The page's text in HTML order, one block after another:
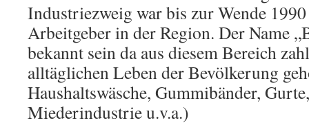
Industriezweig war bis zur Wende
Arbeitgeber in der Region. Der Name
bekannt sein da aus diesem Bereich
alltäglichen Leben der Bevölkerung
Haushaltswäsche, Gummibänder,
Miederindustrie u.v.a.)